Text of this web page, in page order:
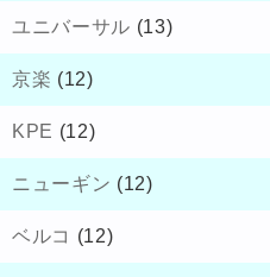
ユニバーサル (13)
京楽 (12)
KPE (12)
ニューギン (12)
ベルコ (12)